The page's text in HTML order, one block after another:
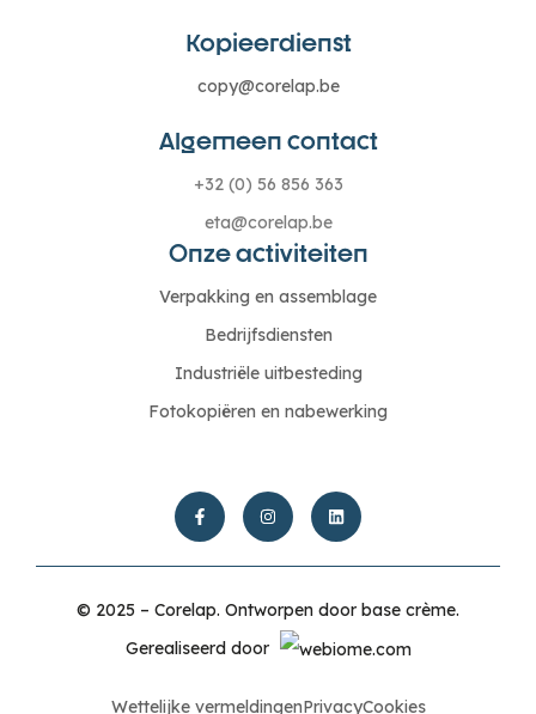
Kopieerdienst
copy@corelap.be
Algemeen contact
+32 (0) 56 856 363
eta@corelap.be
Onze activiteiten
Verpakking en assemblage
Bedrijfsdiensten
Industriële uitbesteding
Fotokopiëren en nabewerking
© 2025 – Corelap. Ontworpen door base crème.
Gerealiseerd door
Wettelijke vermeldingenPrivacyCookies